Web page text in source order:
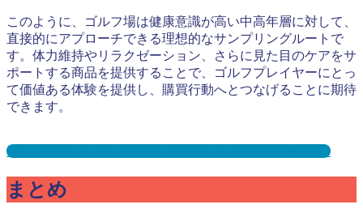
このように、ゴルフ場は健康意識が高い中高年層に対して、
直接的にアプローチできる理想的なサンプリングルートで
す。体力維持やリラクゼーション、さらに見た目のケアをサ
ポートする商品を提供することで、ゴルフプレイヤーにとっ
て価値ある体験を提供し、購買行動へとつなげることに期待
できます。
ゴルフ場サンプリングとは？メリット３選と事例を紹介
まとめ